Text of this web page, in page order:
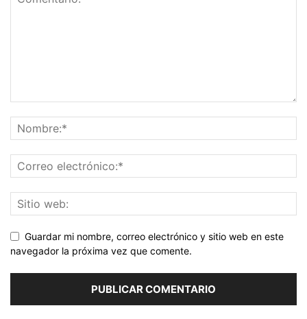
Guardar mi nombre, correo electrónico y sitio web en este
navegador la próxima vez que comente.